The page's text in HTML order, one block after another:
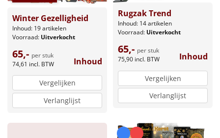
Winter Gezelligheid
Inhoud: 19 artikelen
Voorraad: Uitverkocht
65,- per stuk
74,61 incl. BTW Inhoud
Vergelijken
Verlanglijst
Rugzak Trend
Inhoud: 14 artikelen
Voorraad: Uitverkocht
65,- per stuk
75,90 incl. BTW Inhoud
Vergelijken
Verlanglijst